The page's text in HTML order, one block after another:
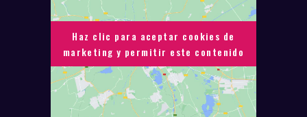
Haz clic para aceptar cookies de
marketing y permitir este contenido
Haz clic para aceptar cookies de
marketing y permitir este contenido